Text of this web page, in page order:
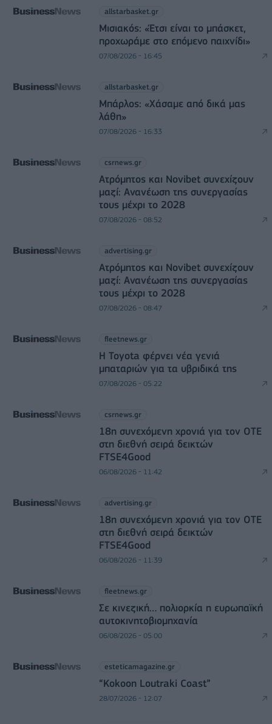
allstarbasket.gr
Μισιακός: «Έτσι είναι το μπάσκετ,
προχωράμε στο επόμενο παιχνίδι»
07/08/2026 - 16:45
allstarbasket.gr
Μπάρλος: «Χάσαμε από δικά μας
λάθη»
07/08/2026 - 16:33
csrnews.gr
Ατρόμητος και Novibet συνεχίζουν
μαζί: Ανανέωση της συνεργασίας
τους μέχρι το 2028
07/08/2026 - 08:52
advertising.gr
Ατρόμητος και Novibet συνεχίζουν
μαζί: Ανανέωση της συνεργασίας
τους μέχρι το 2028
07/08/2026 - 08:47
fleetnews.gr
Η Toyota φέρνει νέα γενιά
μπαταριών για τα υβριδικά της
07/08/2026 - 05:22
csrnews.gr
18η συνεχόμενη χρονιά για τον ΟΤΕ
στη διεθνή σειρά δεικτών
FTSE4Good
06/08/2026 - 11:42
advertising.gr
18η συνεχόμενη χρονιά για τον ΟΤΕ
στη διεθνή σειρά δεικτών
FTSE4Good
06/08/2026 - 11:39
fleetnews.gr
Σε κινεζική… πολιορκία η ευρωπαϊκή
αυτοκινητοβιομηχανία
06/08/2026 - 05:00
esteticamagazine.gr
“Kokoon Loutraki Coast”
28/07/2026 - 12:07